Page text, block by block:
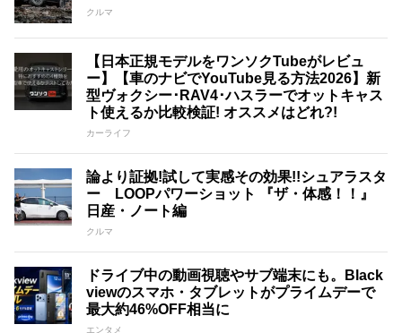
クルマ
【日本正規モデルをワンソクTubeがレビュ
ー】【車のナビでYouTube見る方法2026】新
型ヴォクシー･RAV4･ハスラーでオットキャス
ト使えるか比較検証! オススメはどれ?!
カーライフ
論より証拠!試して実感その効果!!シュアラスタ
ー LOOPパワーショット 『ザ・体感！！』
日産・ノート編
クルマ
ドライブ中の動画視聴やサブ端末にも。Black
viewのスマホ・タブレットがプライムデーで
最大約46%OFF相当に
エンタメ